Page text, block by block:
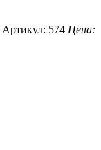
Артикул: 574 Цена: